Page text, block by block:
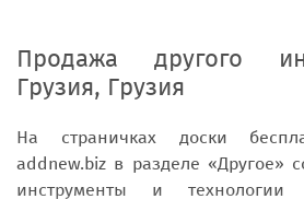
Продажа другого
Грузия, Грузия
На страничках доски
addnew.biz в разделе «Другое»
инструменты и технологии